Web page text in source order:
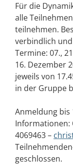
Für die
alle
teilnehmen.
verbindlich
Termine: 07.,
16. Dezember
jeweils von
in der Gruppe
Anmeldung bis
Informationen:
4069463 –
geschlossen.